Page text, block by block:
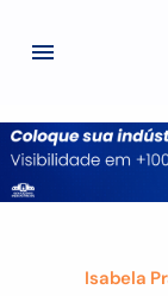
Isabela